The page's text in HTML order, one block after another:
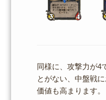
同様に、攻撃力が4
とがない、中盤戦
価値も高まります。